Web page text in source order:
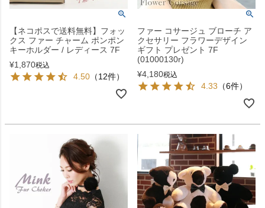
【ネコポスで送料無料】フォッ
クス ファー チャーム ポンポン
キーホルダー / レディース 7F
¥1,870税込
4.50 （12件）
ファー コサージュ ブローチ ア
クセサリー フラワーデザイン
ギフト プレゼント 7F
(01000130r)
¥4,180税込
4.33 （6件）